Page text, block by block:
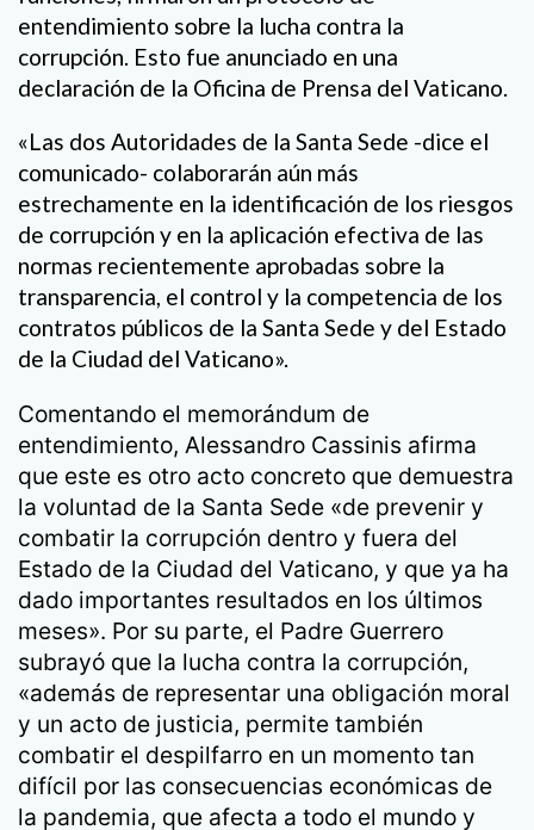
entendimiento sobre la lucha contra la
corrupción. Esto fue anunciado en una
declaración de la Oficina de Prensa del Vaticano.
«Las dos Autoridades de la Santa Sede -dice el
comunicado- colaborarán aún más
estrechamente en la identificación de los riesgos
de corrupción y en la aplicación efectiva de las
normas recientemente aprobadas sobre la
transparencia, el control y la competencia de los
contratos públicos de la Santa Sede y del Estado
de la Ciudad del Vaticano».
Comentando el memorándum de
entendimiento, Alessandro Cassinis afirma
que este es otro acto concreto que demuestra
la voluntad de la Santa Sede «de prevenir y
combatir la corrupción dentro y fuera del
Estado de la Ciudad del Vaticano, y que ya ha
dado importantes resultados en los últimos
meses». Por su parte, el Padre Guerrero
subrayó que la lucha contra la corrupción,
«además de representar una obligación moral
y un acto de justicia, permite también
combatir el despilfarro en un momento tan
difícil por las consecuencias económicas de
la pandemia, que afecta a todo el mundo y